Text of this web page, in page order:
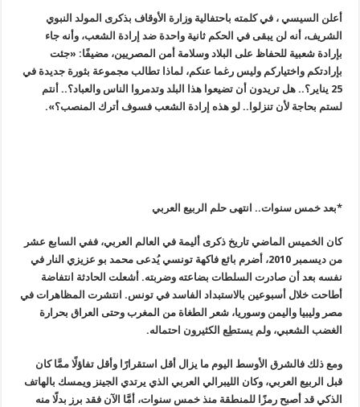
أعلن السيسي ، في كلمته باحتفالية وزارة الأوقاف بذكرى المولد النبوي
الشريف، أنه لن يبقى في الحكم ثانية واحدة ضد إرادة الشعب، وأنه جاء
بإرادة شعبية للحفاظ على البلاد وسلامة أمن المصريين، مضيفًا: «جئت
بإرادتكم واختياركم وليس رغما عنكم، لماذا تطالب مجموعة بثورة جديدة في
25 يناير؟.. هل تريدون أن تضيعوا هذا البلد وتدمروا الناس والعباد؟.. أنتم
لستم بحاجة لأن تنزلوا.. لو هذه إرادة الشعب فسوف أترك المنصب؟».
*بعد خمس سنوات.. انتهى حلم الربيع العربي
كان الخميس الماضي تاريخ ذكرى أليمة في العالم العربي، ففي السابع عشر
من ديسمبر 2010، أضرم بائع فاكهة تونسي يُدعى محمد بو عزيزي النار في
نفسه بعد أن صادرت السلطات بضاعته وضربته. أشعلت الحادثة انتفاضة
أطاحت خلال أسبوعين بالاستبداد الفاسد في تونس. انتشرت المظاهرات في
مصر وليبيا واليمن وسوريا، شعر الطغاة من المغرب وحتى العراق بحرارة
الغضب الشعبي، ولم يستطِع الكثيرون احتماله.
ومع ذلك فالشرق الأوسط اليوم ما يزال أقل استقرارًا وأقل تفاؤلًا ممَّا كان
قبل الربيع العربي، وكان الليبرالي العربي الذي يرتدي الجينز ويمسك بالهاتف
الذكي قد أصبح رمزًا للمنطقة منذ خمس سنوات، أمَّا الآن فقد برز بدلًا منه